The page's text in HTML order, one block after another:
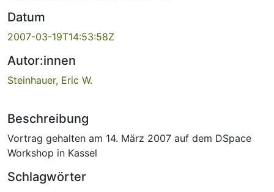
Datum
2007-03-19T14:53:58Z
Autor:innen
Steinhauer, Eric W.
Beschreibung
Vortrag gehalten am 14. März 2007 auf dem DSpace
Workshop in Kassel
Schlagwörter